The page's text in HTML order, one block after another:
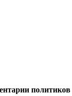
политиков